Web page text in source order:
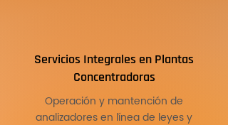
Servicios Integrales en Plantas
Concentradoras
Operación y mantención de
analizadores en línea de leyes y